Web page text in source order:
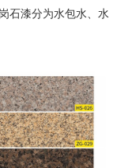
石漆分为水包水、水